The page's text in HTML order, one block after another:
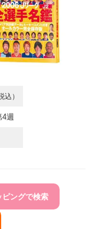
込）
4週
ングで検索